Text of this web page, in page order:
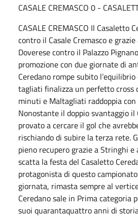
CASALE CREMASCO 0 -
CASALE CREMASCO Il Casaletto
contro il Casale Cremasco e
Doverese contro il Palazzo
promozione con due giornate di
Ceredano rompe subito
tagliati finalizza un perfetto cross
minuti e Maltagliati raddoppia
Nonostante il doppio svantaggio il
provato a cercare il gol che
rischiando di subire la terza rete.
pieno recupero grazie a Stringhi
scatta la festa del Casaletto
protagonista di questo
giornata, rimasta sempre al
Ceredano sale in Prima categoria
suoi quarantaquattro anni di